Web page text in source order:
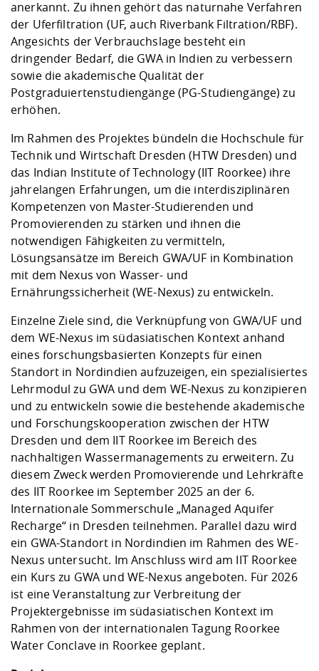
Vorbereitung
Studien- und
Digitales Lernen
Fremdsprachen
Studieren in
Lebenslagen
Angebote der
Arbeit
Career Service
Lehren,
Weiterbilden im
Internationale
Formulare und
FIS -
Prototyping und
Kontakt &
Förderverein
Gremien und
Informatik/
Landbau/
Angebote für Unternehmen
Kontakt und Anfahrt
Qualitätssicherung
anerkannt. Zu ihnen gehört das naturnahe Verfahren
der Uferfiltration (UF, auch Riverbank Filtration/RBF).
Angesichts der Verbrauchslage besteht ein
dringender Bedarf, die GWA in Indien zu verbessern
sowie die akademische Qualität der
Postgraduiertenstudiengänge (PG-Studiengänge) zu
erhöhen.
Im Rahmen des Projektes bündeln die Hochschule für
Technik und Wirtschaft Dresden (HTW Dresden) und
das Indian Institute of Technology (IIT Roorkee) ihre
jahrelangen Erfahrungen, um die interdisziplinären
Kompetenzen von Master-Studierenden und
Promovierenden zu stärken und ihnen die
notwendigen Fähigkeiten zu vermitteln,
Lösungsansätze im Bereich GWA/UF in Kombination
mit dem Nexus von Wasser- und
Ernährungssicherheit (WE-Nexus) zu entwickeln.
Einzelne Ziele sind, die Verknüpfung von GWA/UF und
dem WE-Nexus im südasiatischen Kontext anhand
eines forschungsbasierten Konzepts für einen
Standort in Nordindien aufzuzeigen, ein spezialisiertes
Lehrmodul zu GWA und dem WE-Nexus zu konzipieren
und zu entwickeln sowie die bestehende akademische
und Forschungskooperation zwischen der HTW
Dresden und dem IIT Roorkee im Bereich des
nachhaltigen Wassermanagements zu erweitern. Zu
diesem Zweck werden Promovierende und Lehrkräfte
des IIT Roorkee im September 2025 an der 6.
Internationale Sommerschule „Managed Aquifer
Recharge“ in Dresden teilnehmen. Parallel dazu wird
ein GWA-Standort in Nordindien im Rahmen des WE-
Nexus untersucht. Im Anschluss wird am IIT Roorkee
ein Kurs zu GWA und WE-Nexus angeboten. Für 2026
ist eine Veranstaltung zur Verbreitung der
Projektergebnisse im südasiatischen Kontext im
Rahmen von der internationalen Tagung Roorkee
Water Conclave in Roorkee geplant.